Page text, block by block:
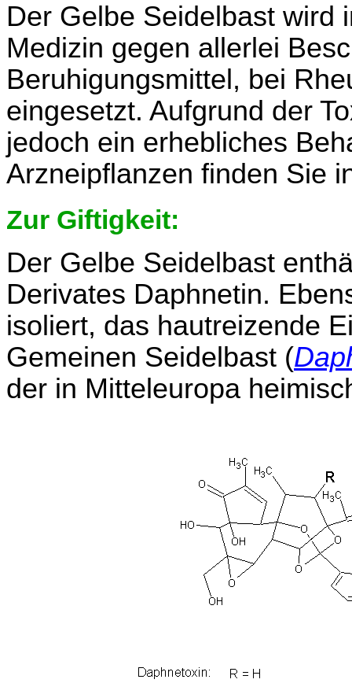
Der Gelbe Seidelbast wird
Medizin gegen allerlei
Beruhigungsmittel, bei
eingesetzt. Aufgrund der
jedoch ein erhebliches
Arzneipflanzen finden Sie
Zur Giftigkeit:
Der Gelbe Seidelbast
Derivates Daphnetin.
isoliert, das hautreizende
Gemeinen Seidelbast (
der in Mitteleuropa